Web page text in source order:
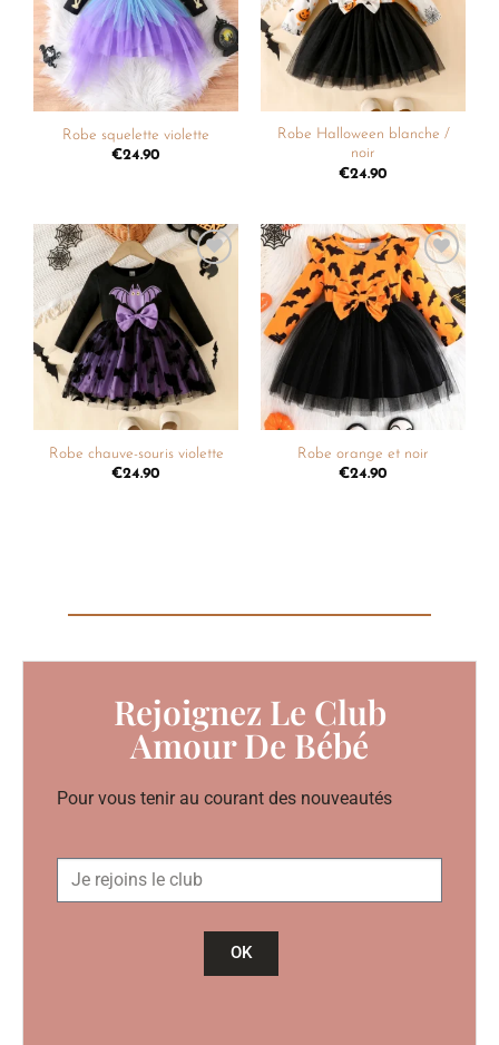
souhaits
Robe squelette violette
€24.90
souhaits
Robe Halloween blanche /
noir
€24.90
Ajouter
liste de
souhaits
Robe chauve-souris violette
€24.90
Ajouter
à la
liste de
souhaits
Robe orange et noir
€24.90
Rejoignez Le Club
Amour De Bébé
Pour vous tenir au courant des nouveautés
OK